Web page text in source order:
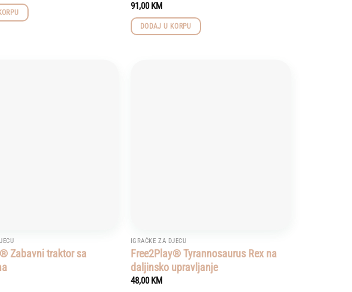
91,00KM
DODAJ U KORPU
Zabavni traktor sa
IGRAČKE ZA DJECU
Free2Play® Tyrannosaurus Rex na
daljinsko upravljanje
48,00KM